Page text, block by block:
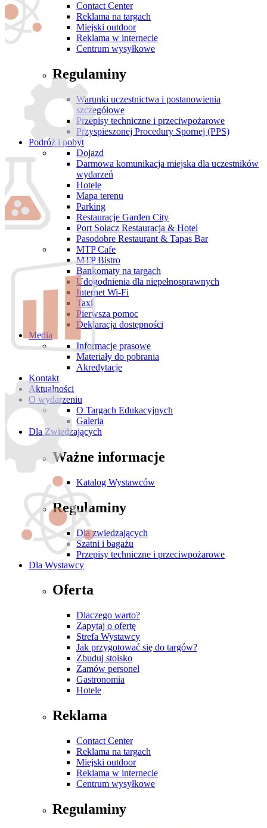
Contact Center
Reklama na targach
Miejski outdoor
Reklama w internecie
Centrum wysyłkowe
Regulaminy
Warunki uczestnictwa i postanowienia
szczegółowe
Przepisy techniczne i przeciwpożarowe
Przyspieszonej Procedury Spornej (PPS)
Podróż i pobyt
Dojazd
Darmowa komunikacja miejska dla uczestników
wydarzeń
Hotele
Mapa terenu
Parking
Restauracje Garden City
Port Sołacz Restauracja & Hotel
Pasodobre Restaurant & Tapas Bar
MTP Cafe
MTP Bistro
Bankomaty na targach
Udogodnienia dla niepełnosprawnych
Internet Wi-Fi
Taxi
Pierwsza pomoc
Deklaracja dostępności
Media
Informacje prasowe
Materiały do pobrania
Akredytacje
Kontakt
Aktualności
O wydarzeniu
O Targach Edukacyjnych
Galeria
Dla Zwiedzających
Ważne informacje
Katalog Wystawców
Regulaminy
Dla zwiedzających
Szatni i bagażu
Przepisy techniczne i przeciwpożarowe
Dla Wystawcy
Oferta
Dlaczego warto?
Zapytaj o ofertę
Strefa Wystawcy
Jak przygotować się do targów?
Zbuduj stoisko
Zamów personel
Gastronomia
Hotele
Reklama
Contact Center
Reklama na targach
Miejski outdoor
Reklama w internecie
Centrum wysyłkowe
Regulaminy